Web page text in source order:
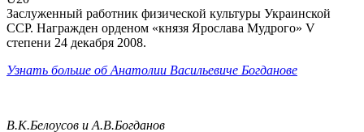
Заслуженный работник физической культуры Украинской
ССР. Награжден орденом «князя Ярослава Мудрого» V
степени 24 декабря 2008.
Узнать больше об Анатолии Васильевиче Богданове
В.К.Белоусов и А.В.Богданов